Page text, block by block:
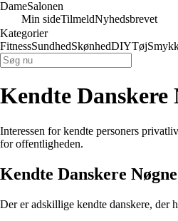
DameSalonen
Min sideTilmeldNyhedsbrevet
Kategorier
FitnessSundhedSkønhedDIYTøj
Kendte Danskere
Interessen for kendte personers
for offentligheden.
Kendte Danskere
Der er adskillige kendte danskere, der